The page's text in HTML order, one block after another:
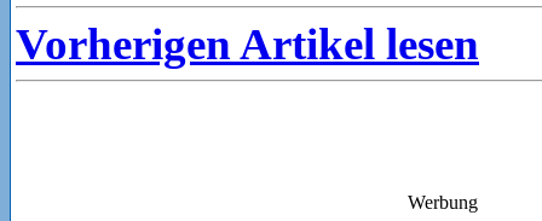
Vorherigen Artikel lesen
Werbung